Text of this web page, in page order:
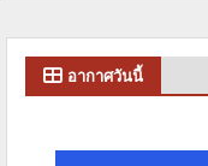
อากาศวันนี้